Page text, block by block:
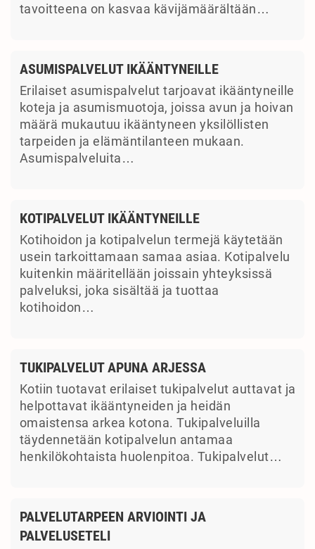
tavoitteena on kasvaa kävijämäärältään…
ASUMISPALVELUT IKÄÄNTYNEILLE
Erilaiset asumispalvelut tarjoavat ikääntyneille
koteja ja asumismuotoja, joissa avun ja hoivan
määrä mukautuu ikääntyneen yksilöllisten
tarpeiden ja elämäntilanteen mukaan.
Asumispalveluita…
KOTIPALVELUT IKÄÄNTYNEILLE
Kotihoidon ja kotipalvelun termejä käytetään
usein tarkoittamaan samaa asiaa. Kotipalvelu
kuitenkin määritellään joissain yhteyksissä
palveluksi, joka sisältää ja tuottaa
kotihoidon…
TUKIPALVELUT APUNA ARJESSA
Kotiin tuotavat erilaiset tukipalvelut auttavat ja
helpottavat ikääntyneiden ja heidän
omaistensa arkea kotona. Tukipalveluilla
täydennetään kotipalvelun antamaa
henkilökohtaista huolenpitoa. Tukipalvelut…
PALVELUTARPEEN ARVIOINTI JA
PALVELUSETELI